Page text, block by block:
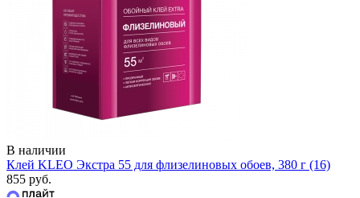
В наличии
Клей KLEO Экстра 55 для флизелиновых обоев, 380 г (16)
855 руб.